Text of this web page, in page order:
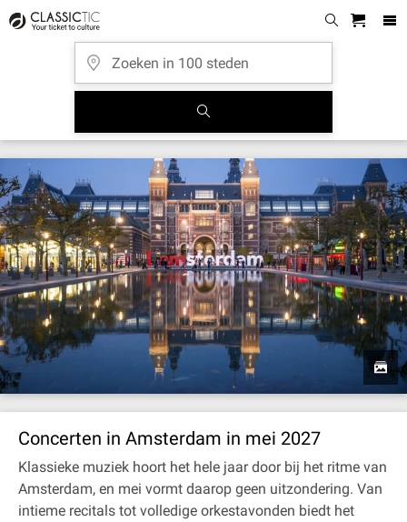
Concerten in Amsterdam in mei 2027
Klassieke muziek hoort het hele jaar door bij het ritme van
Amsterdam, en mei vormt daarop geen uitzondering. Van
intieme recitals tot volledige orkestavonden biedt het